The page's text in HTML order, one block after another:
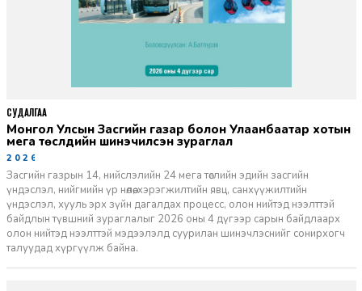
Монгол Улсын Засгийн газар болон Улаанбаатар хотын
мега төслүүдийн шинэчилсэн зураглал
2026-06-29
Засгийн газрын 14, нийслэлийн 24 мега төслийн эдийн засгийн
үндэслэл, нийгмийн үр нөлөө, хэрэгжилтийн явц, санхүүжилтийн
үндэслэл, хууль эрх зүйн дагалдах процесс, олон нийтэд нээлттэй
байдлын түвшний зураглалыг 2026 оны 4 дүгээр сарын байдлаарх
олон нийтэд нээлттэй мэдээлэлд суурилан шинэчлэснийг сонирхогч
талуудад хүргүүлж байна.
СУДАЛГАА